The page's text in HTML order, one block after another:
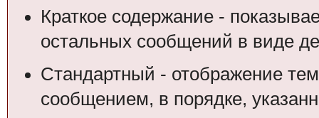
Краткое содержание -
остальных сообщений в виде
Стандартный - отображение
сообщением, в порядке,